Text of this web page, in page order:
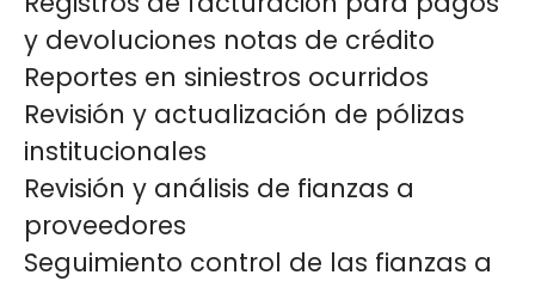
y devoluciones notas de crédito
Reportes en siniestros ocurridos
Revisión y actualización de pólizas
institucionales
Revisión y análisis de fianzas a
proveedores
Seguimiento control de las fianzas a